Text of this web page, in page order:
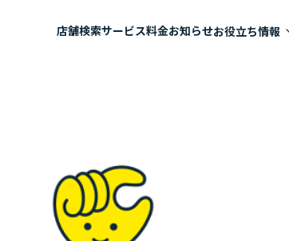
店舗検索サービス料金お知らせお役立ち情報